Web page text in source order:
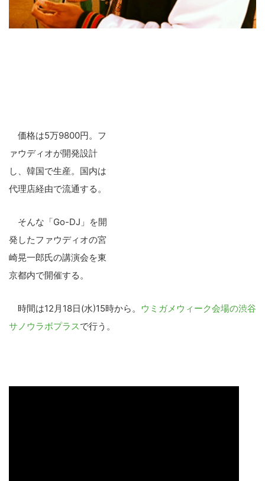
価格は5万9800円。フ
ァウディオが開発設計
し、韓国で生産。国内は
代理店経由で流通する。
そんな「Go-DJ」を開
発したファウディオの宮
崎晃一郎氏の講演会を東
京都内で開催する。
時間は12月18日(水)15時から。 ウミガメウィーク会場の渋谷
サノウラボプラスで行う。